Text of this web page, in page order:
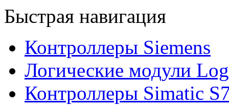
Быстрая навигация
Контроллеры Siemens
Логические модули
Контроллеры Simatic